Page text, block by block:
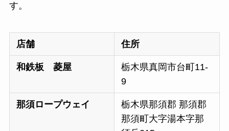
す。
店舗 住所
和鉄板 菱屋
栃木県真岡市台町11-
9
那須ロープウェイ
栃木県那須郡 那須郡
那須町大字湯本字那